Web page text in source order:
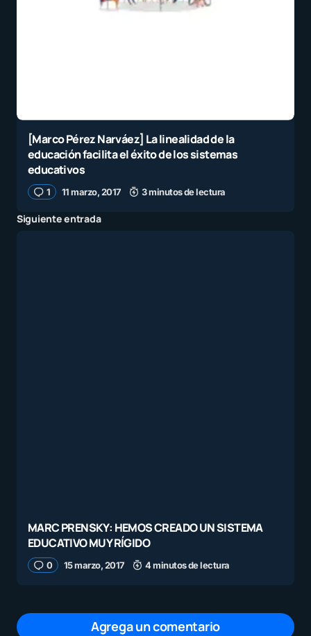
[Marco Pérez Narváez] La linealidad de la
educación facilita el éxito de los sistemas
educativos
1 11 marzo, 2017 3 minutos de lectura
Siguiente entrada
MARC PRENSKY: HEMOS CREADO UN SISTEMA
EDUCATIVO MUY RÍGIDO
0 15 marzo, 2017 4 minutos de lectura
Agrega un comentario